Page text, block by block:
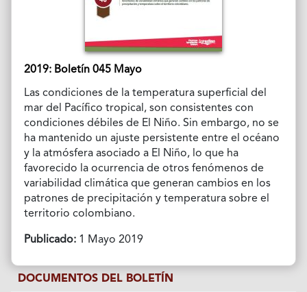
2019: Boletín 045 Mayo
Las condiciones de la temperatura superficial del
mar del Pacífico tropical, son consistentes con
condiciones débiles de El Niño. Sin embargo, no se
ha mantenido un ajuste persistente entre el océano
y la atmósfera asociado a El Niño, lo que ha
favorecido la ocurrencia de otros fenómenos de
variabilidad climática que generan cambios en los
patrones de precipitación y temperatura sobre el
territorio colombiano.
Publicado:1 Mayo 2019
DOCUMENTOS DEL BOLETÍN